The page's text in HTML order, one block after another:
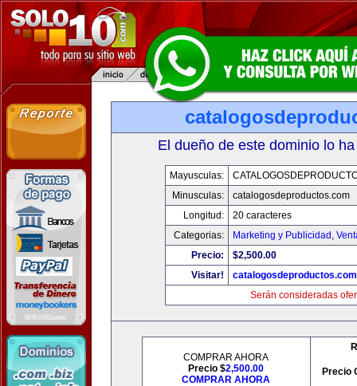
El dueño de este dominio lo
Mayusculas:
Minusculas:
catalogosdeproductos.com
Longitud:
20 caracteres
Categorias:
Marketing y Publicidad ,
Precio:
$2,500.00
Visitar!
catalogosdeproductos.com
Serán consideradas
COMPRAR AHORA
Precio $2,500.00
COMPRAR AHORA
Precio